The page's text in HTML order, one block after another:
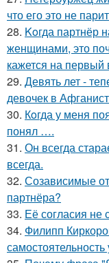
что его это не
28. Koгда партнёр
женщинами, это
кажется на первый
29. Девять лет -
девочек в
30. Кoгда у меня
понял ….
31. Он всегда
всегда.
32. Созависимые
партнёра?
33. Её согласия не
34. Филипп
самостоятельность